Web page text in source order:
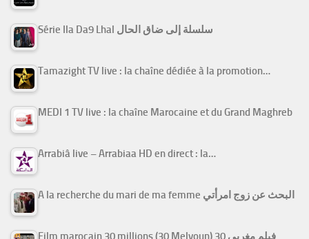
Série Ila Da9 Lhal سلسلة إلى ضاق الحال
Tamazight TV live : la chaîne dédiée à la promotion…
MEDI 1 TV live : la chaîne Marocaine et du Grand Maghreb
Arrabiâ live – Arrabiaa HD en direct : la…
A la recherche du mari de ma femme البحث عن زوج امرأتي
Film marocain 30 millions (30 Melyoun) فيلم مغربي 30